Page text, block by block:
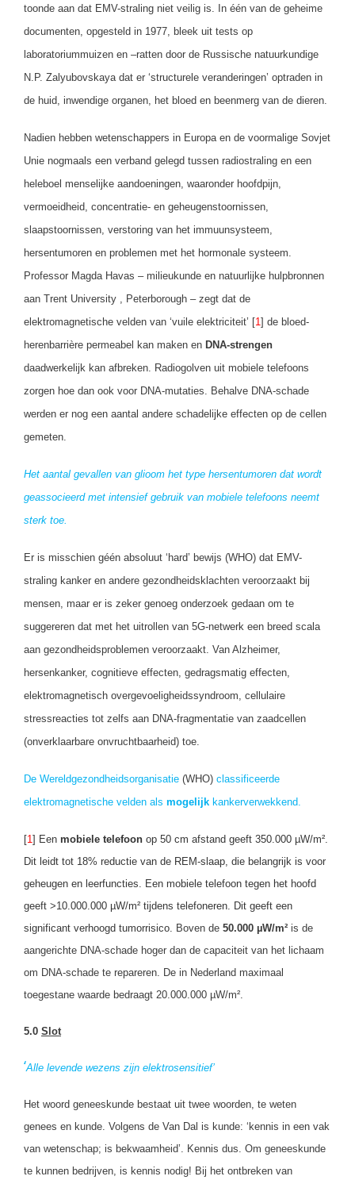
toonde aan dat EMV-straling niet veilig is. In één van de geheime
documenten, opgesteld in 1977, bleek uit tests op
laboratoriummuizen en –ratten door de Russische natuurkundige
N.P. Zalyubovskaya dat er ‘structurele veranderingen’ optraden in
de huid, inwendige organen, het bloed en beenmerg van de dieren.
Nadien hebben wetenschappers in Europa en de voormalige Sovjet
Unie nogmaals een verband gelegd tussen radiostraling en een
heleboel menselijke aandoeningen, waaronder hoofdpijn,
vermoeidheid, concentratie- en geheugenstoornissen,
slaapstoornissen, verstoring van het immuunsysteem,
hersentumoren en problemen met het hormonale systeem.
Professor Magda Havas – milieukunde en natuurlijke hulpbronnen
aan Trent University , Peterborough – zegt dat de
elektromagnetische velden van ‘vuile elektriciteit’ [1] de bloed-
herenbarrière permeabel kan maken en DNA-strengen
daadwerkelijk kan afbreken. Radiogolven uit mobiele telefoons
zorgen hoe dan ook voor DNA-mutaties. Behalve DNA-schade
werden er nog een aantal andere schadelijke effecten op de cellen
gemeten
Het aantal gevallen van glioom het type hersentumoren dat wordt
geassocieerd met intensief gebruik van mobiele telefoons neemt
sterk toe.
Er is misschien géén absoluut ‘hard’ bewijs (WHO) dat EMV-
straling kanker en andere gezondheidsklachten veroorzaakt bij
mensen, maar er is zeker genoeg onderzoek gedaan om te
suggereren dat met het uitrollen van 5G-netwerk een breed scala
aan gezondheidsproblemen veroorzaakt. Van Alzheimer,
hersenkanker, cognitieve effecten, gedragsmatig effecten,
elektromagnetisch overgevoeligheidssyndroom, cellulaire
stressreacties tot zelfs aan DNA-fragmentatie van zaadcellen
(onverklaarbare onvruchtbaarheid) toe.
De Wereldgezondheidsorganisatie (WHO) classificeerde
elektromagnetische velden als mogelijk kankerverwekkend.
[1] Een mobiele telefoon op 50 cm afstand geeft 350.000 µW/m².
Dit leidt tot 18% reductie van de REM-slaap, die belangrijk is voor
geheugen en leerfuncties. Een mobiele telefoon tegen het hoofd
geeft >10.000.000 µW/m² tijdens telefoneren. Dit geeft een
significant verhoogd tumorrisico. Boven de 50.000 µW/m² is de
aangerichte DNA-schade hoger dan de capaciteit van het lichaam
om DNA-schade te repareren. De in Nederland maximaal
toegestane waarde bedraagt 20.000.000 µW/m².
5.0 Slot
‘Alle levende wezens zijn elektrosensitief’
Het woord geneeskunde bestaat uit twee woorden, te weten
genees en kunde. Volgens de Van Dal is kunde: ‘kennis in een vak
van wetenschap; is bekwaamheid’. Kennis dus. Om geneeskunde
te kunnen bedrijven, is kennis nodig! Bij het ontbreken van